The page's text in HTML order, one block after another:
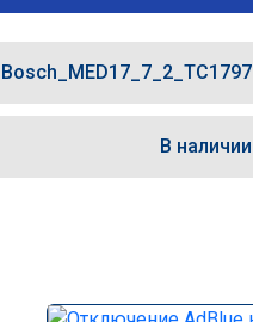
Bosch_MED17_7_2_TC1797
В наличии